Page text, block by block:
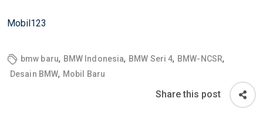
Mobil123
bmw baru, BMW Indonesia, BMW Seri 4, BMW-NCSR,
Desain BMW, Mobil Baru
Share this post